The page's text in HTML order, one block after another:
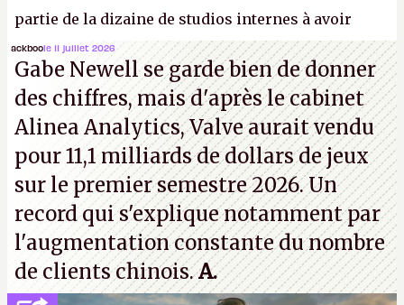
partie de la dizaine de studios internes à avoir
travaillé sur cetAssassin's Creedsous la direction
d'Ubisoft Singapour.A.
ackboole 11 juillet 2026
Gabe Newell se garde bien de donner
des chiffres, mais d'après le cabinet
Alinea Analytics, Valve aurait vendu
pour 11,1 milliards de dollars de jeux
sur le premier semestre 2026. Un
record qui s'explique notamment par
l'augmentation constante du nombre
de clients chinois.A.